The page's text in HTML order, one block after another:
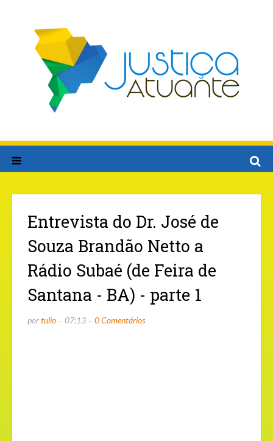
Entrevista do Dr. José de
Souza Brandão Netto a
Rádio Subaé (de Feira de
Santana - BA) - parte 1
portulio 07:13 0 Comentários